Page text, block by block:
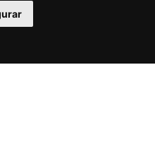
Sonido SL. Todos los derechos